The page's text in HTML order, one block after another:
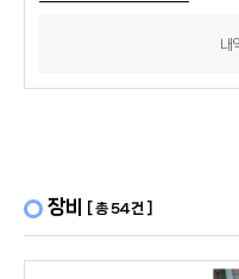
내
장비 [ 총 54건 ]